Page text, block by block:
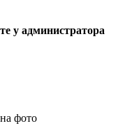
у администратора
фото